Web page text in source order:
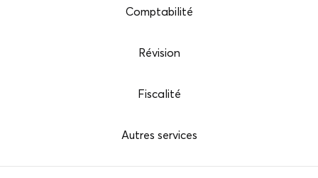
Comptabilité
Révision
Fiscalité
Autres services